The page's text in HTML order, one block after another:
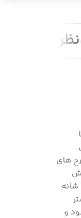
نظرات (0)
های
بیضی بسیار زیبا و پرطرفدار است.فرش بیضی 440 شانه
و